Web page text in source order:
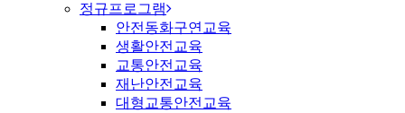
정규프로그램
안전동화구연교육
생활안전교육
교통안전교육
재난안전교육
대형교통안전교육